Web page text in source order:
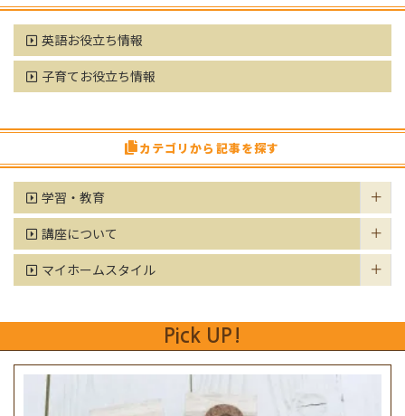
英語お役立ち情報
子育てお役立ち情報
カテゴリから記事を探す
学習・教育
講座について
マイホームスタイル
Pick UP!